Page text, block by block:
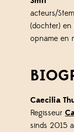
acteurs/
(dochter) en
opname en
Caecilia
Regisseur
sinds 2015